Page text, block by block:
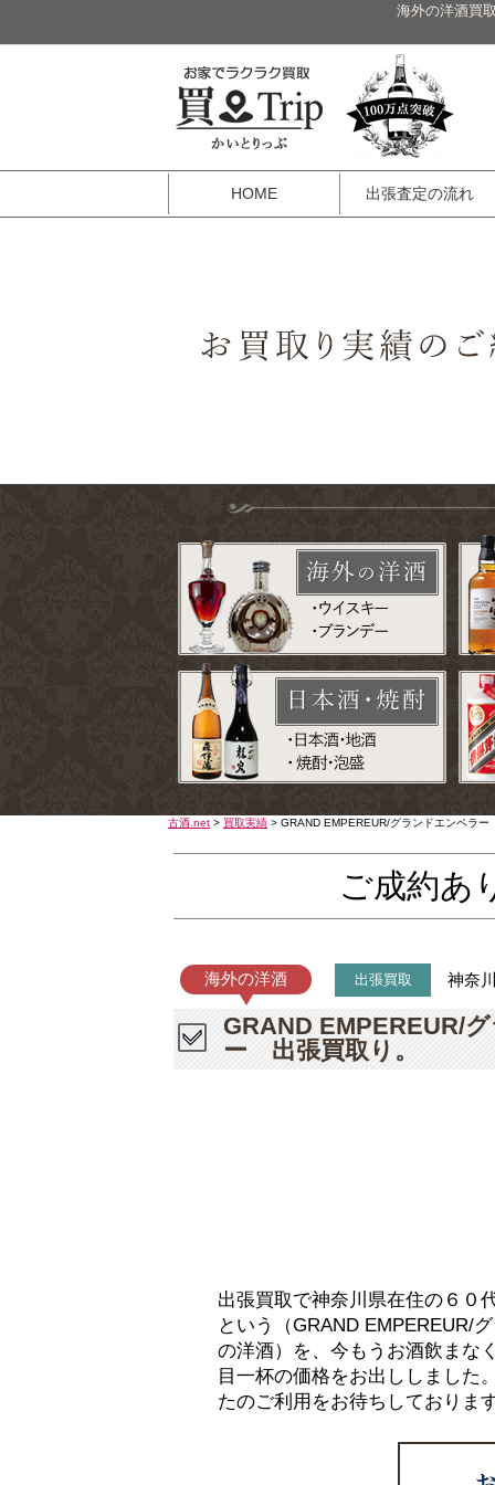
海外の洋酒買
HOME 出張査定の流れ
古酒.net > 買取実績 > GRAND EMPEREUR/グランドエンペ
ご成約あ
海外の洋酒 出張買取 神奈
GRAND EMPEREUR/
ー 出張買取り。
出張買取で神奈川県在住の６０
という（GRAND
の洋酒）を、今もうお酒飲まな
目一杯の価格をお出ししました
たのご利用をお待ちしておりま